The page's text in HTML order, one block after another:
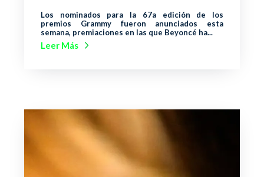
Los nominados para la 67a edición de los
premios Grammy fueron anunciados esta
semana, premiaciones en las que Beyoncé ha...
Leer Más